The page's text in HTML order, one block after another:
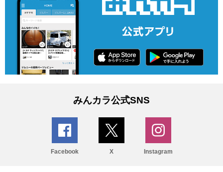
みんカラ公式SNS
Facebook X Instagram